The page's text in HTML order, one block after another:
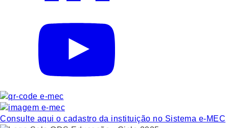
Consulte aqui o cadastro da instituição no Sistema e-MEC